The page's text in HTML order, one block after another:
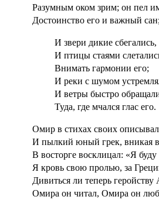
Разумным оком зрим; он пел
Достоинство его и важный
И звери дикие сбегались,
И птицы стаями
Внимать гармонии его;
И реки с шумом
И ветры быстро
Туда, где мчался глас его.
Омир в стихах своих
И пылкий юный грек, вникая в
В восторге восклицал: «Я
Я кровь свою пролью, за
Дивиться ли теперь геройству
Омира он читал, Омира он